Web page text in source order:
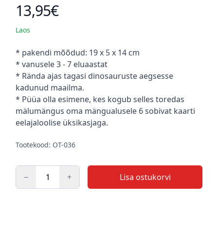
Toote hind
13,95€
Laos
Kirjeldus
* pakendi mõõdud: 19 x 5 x 14 cm
* vanusele 3 - 7 eluaastat
* Rända ajas tagasi dinosauruste aegsesse
kadunud maailma.
* Püüa olla esimene, kes kogub selles toredas
mälumängus oma mängualusele 6 sobivat kaarti
eelajaloolise üksikasjaga.
Tootekood: OT-036
− + Lisa ostukorvi